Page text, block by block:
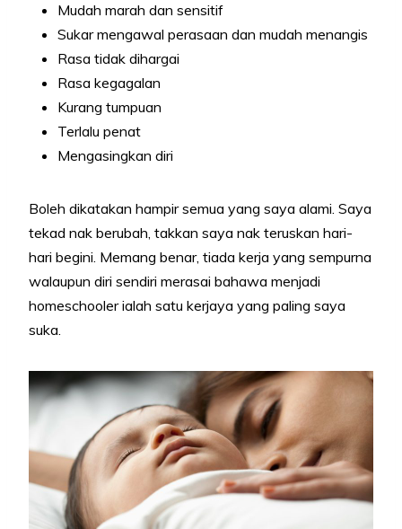
Mudah marah dan sensitif
Sukar mengawal perasaan dan mudah menangis
Rasa tidak dihargai
Rasa kegagalan
Kurang tumpuan
Terlalu penat
Mengasingkan diri
Boleh dikatakan hampir semua yang saya alami. Saya
tekad nak berubah, takkan saya nak teruskan hari-
hari begini. Memang benar, tiada kerja yang sempurna
walaupun diri sendiri merasai bahawa menjadi
homeschooler ialah satu kerjaya yang paling saya
suka.